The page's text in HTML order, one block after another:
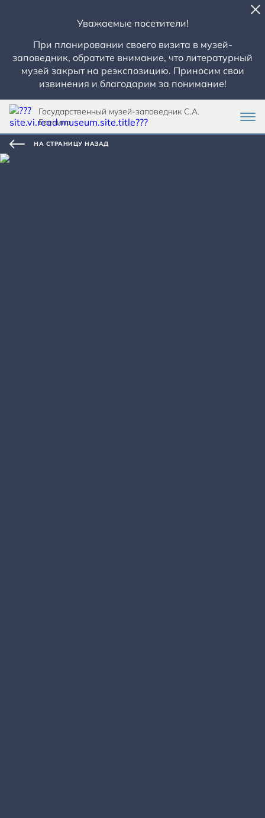
Уважаемые посетители!
При планировании своего визита в музей-
заповедник, обратите внимание, что литературный
музей закрыт на реэкспозицию. Приносим свои
извинения и благодарим за понимание!
Государственный музей-заповедник С.А.
Есенина
НА СТРАНИЦУ НАЗАД